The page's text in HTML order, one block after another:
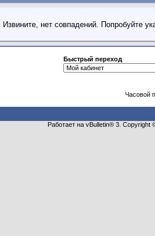
Извините, нет совпадений. Попробуйте
Быстрый переход
Часовой
Работает на vBulletin® 3.